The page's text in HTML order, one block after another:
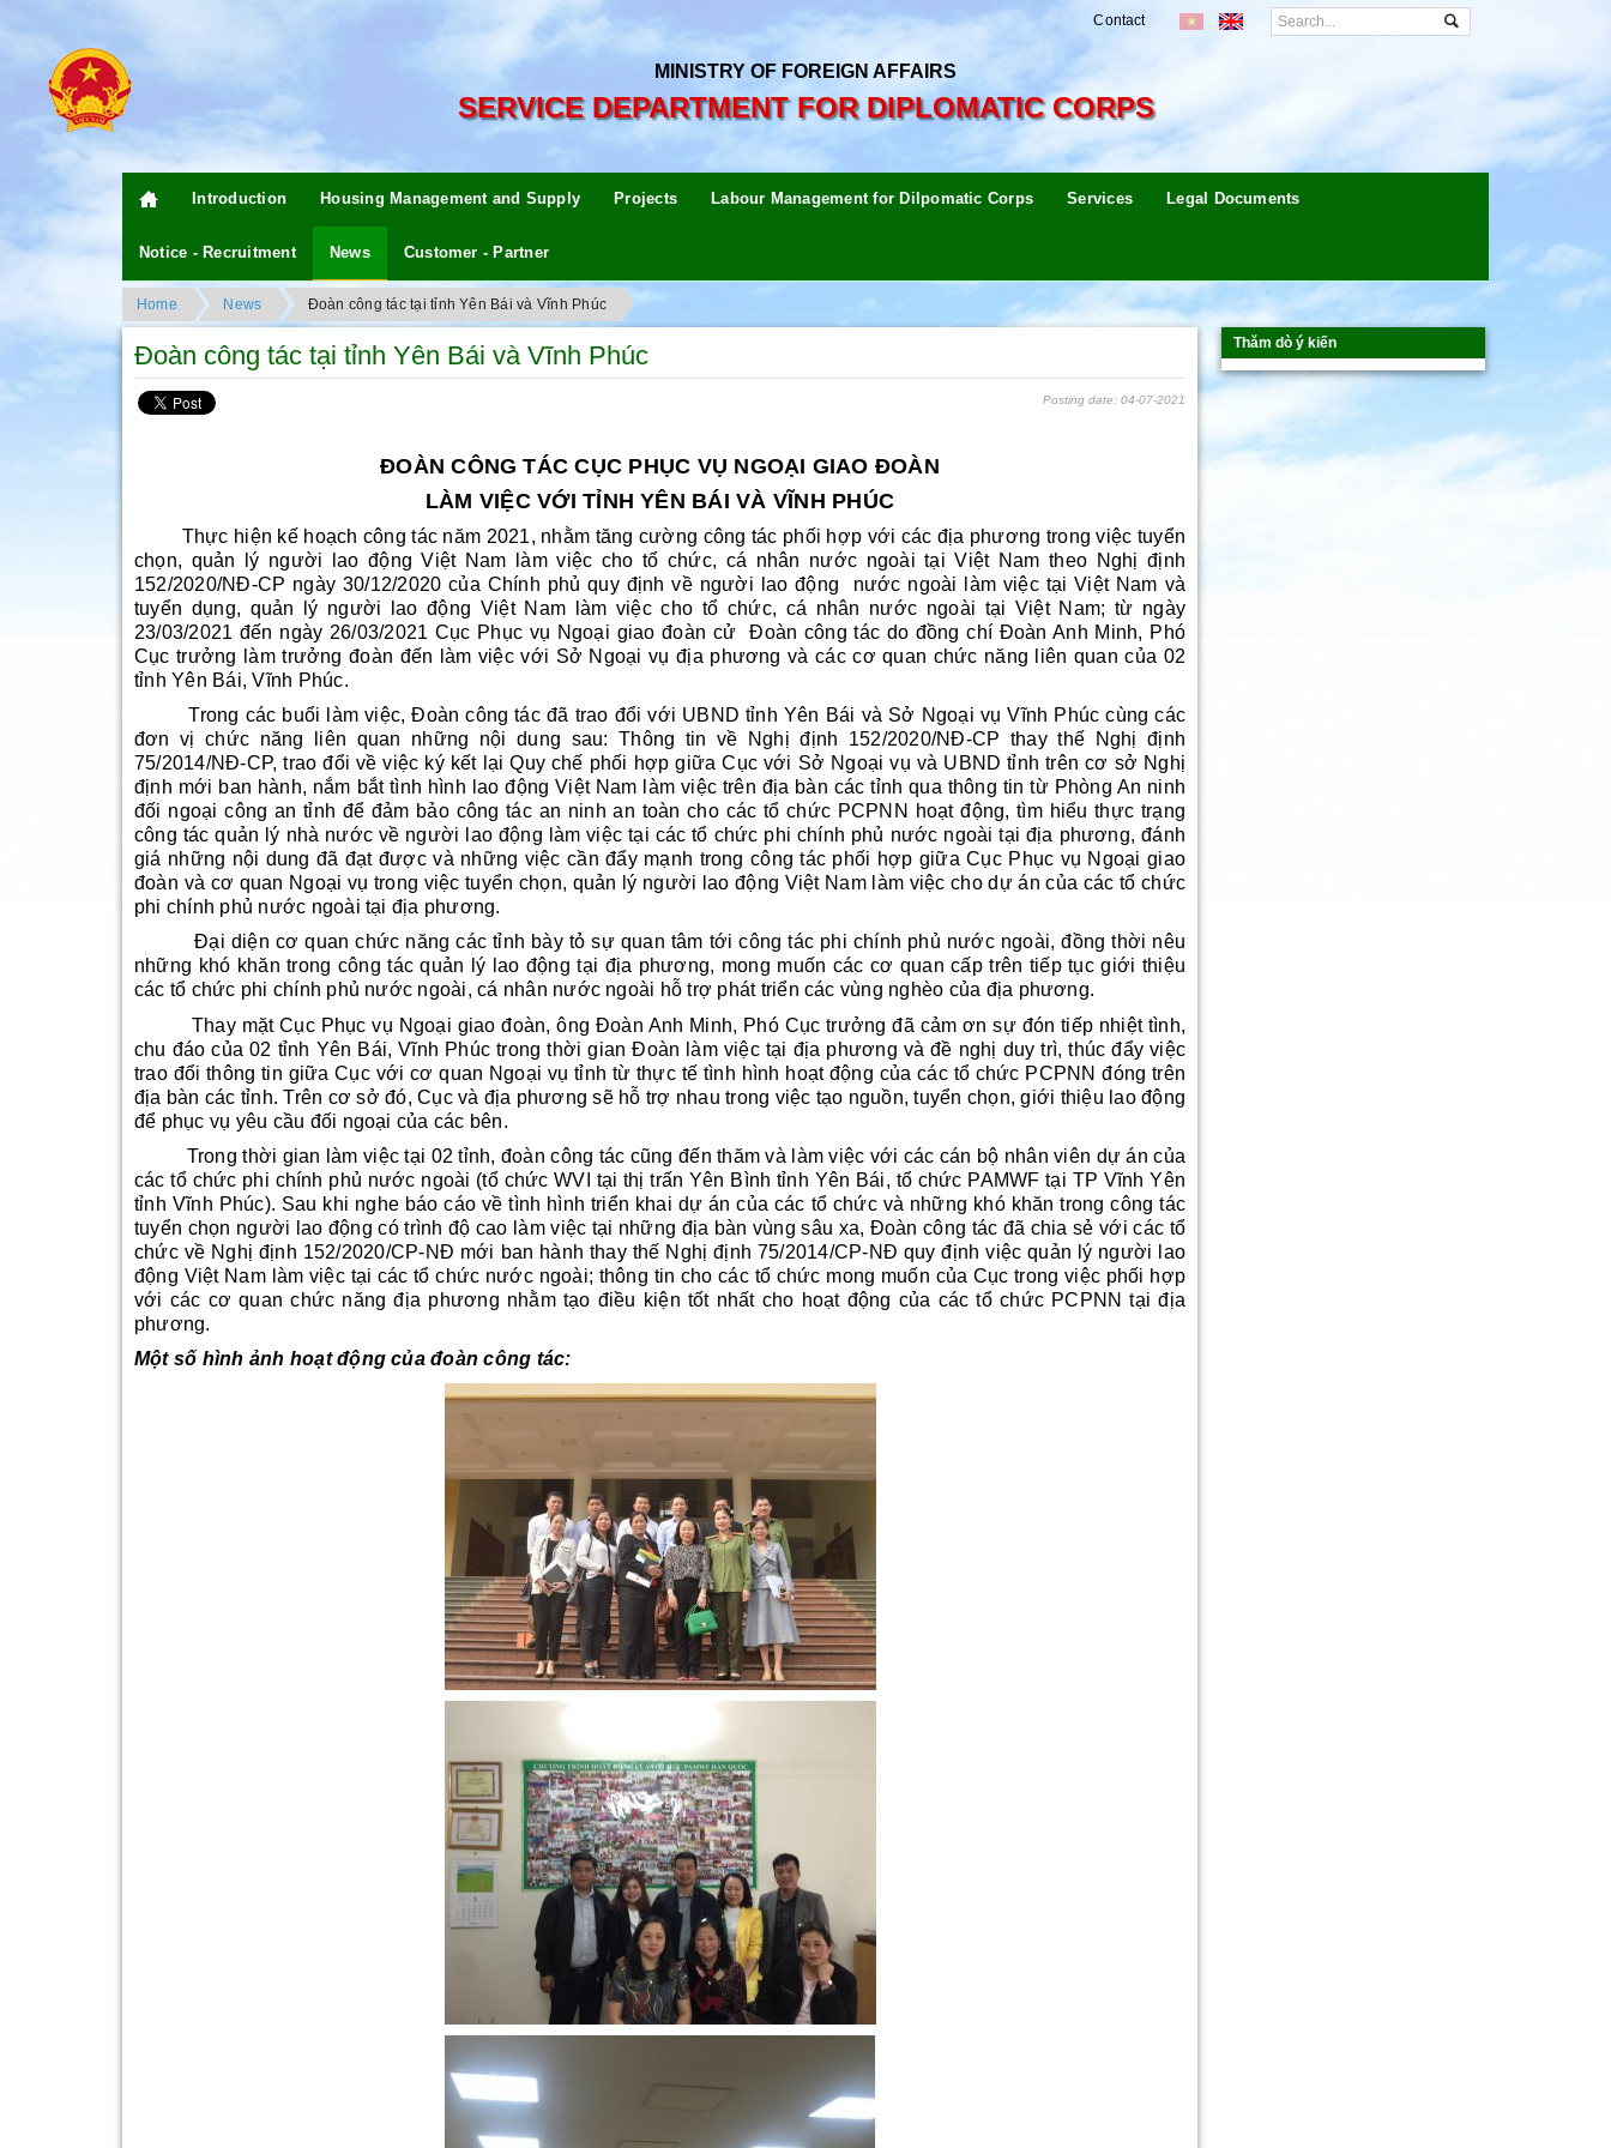
Contact
MINISTRY OF FOREIGN AFFAIRS
SERVICE DEPARTMENT FOR DIPLOMATIC CORPS
Introduction Housing Management and Supply Projects Labour Management for Dilpomatic Corps Services Legal Documents
Notice - Recruitment News Customer - Partner
Home News Đoàn công tác tại tỉnh Yên Bái và Vĩnh Phúc
Đoàn công tác tại tỉnh Yên Bái và Vĩnh Phúc
Posting date: 04-07-2021
ĐOÀN CÔNG TÁC CỤC PHỤC VỤ NGOẠI GIAO ĐOÀN
LÀM VIỆC VỚI TỈNH YÊN BÁI VÀ VĨNH PHÚC
Thực hiện kế hoạch công tác năm 2021, nhằm tăng cường công tác phối hợp với các địa phương trong việc tuyển
chọn, quản lý người lao động Việt Nam làm việc cho tổ chức, cá nhân nước ngoài tại Việt Nam theo Nghị định
152/2020/NĐ-CP ngày 30/12/2020 của Chính phủ quy định về người lao động nước ngoài làm việc tại Việt Nam và
tuyển dụng, quản lý người lao động Việt Nam làm việc cho tổ chức, cá nhân nước ngoài tại Việt Nam; từ ngày
23/03/2021 đến ngày 26/03/2021 Cục Phục vụ Ngoại giao đoàn cử Đoàn công tác do đồng chí Đoàn Anh Minh, Phó
Cục trưởng làm trưởng đoàn đến làm việc với Sở Ngoại vụ địa phương và các cơ quan chức năng liên quan của 02
tỉnh Yên Bái, Vĩnh Phúc.
Trong các buổi làm việc, Đoàn công tác đã trao đổi với UBND tỉnh Yên Bái và Sở Ngoại vụ Vĩnh Phúc cùng các
đơn vị chức năng liên quan những nội dung sau: Thông tin về Nghị định 152/2020/NĐ-CP thay thế Nghị định
75/2014/NĐ-CP, trao đổi về việc ký kết lại Quy chế phối hợp giữa Cục với Sở Ngoại vụ và UBND tỉnh trên cơ sở Nghị
định mới ban hành, nắm bắt tình hình lao động Việt Nam làm việc trên địa bàn các tỉnh qua thông tin từ Phòng An ninh
đối ngoại công an tỉnh để đảm bảo công tác an ninh an toàn cho các tổ chức PCPNN hoạt động, tìm hiểu thực trạng
công tác quản lý nhà nước về người lao động làm việc tại các tổ chức phi chính phủ nước ngoài tại địa phương, đánh
giá những nội dung đã đạt được và những việc cần đẩy mạnh trong công tác phối hợp giữa Cục Phục vụ Ngoại giao
đoàn và cơ quan Ngoại vụ trong việc tuyển chọn, quản lý người lao động Việt Nam làm việc cho dự án của các tổ chức
phi chính phủ nước ngoài tại địa phương.
Đại diện cơ quan chức năng các tỉnh bày tỏ sự quan tâm tới công tác phi chính phủ nước ngoài, đồng thời nêu
những khó khăn trong công tác quản lý lao động tại địa phương, mong muốn các cơ quan cấp trên tiếp tục giới thiệu
các tổ chức phi chính phủ nước ngoài, cá nhân nước ngoài hỗ trợ phát triển các vùng nghèo của địa phương.
Thay mặt Cục Phục vụ Ngoại giao đoàn, ông Đoàn Anh Minh, Phó Cục trưởng đã cảm ơn sự đón tiếp nhiệt tình,
chu đáo của 02 tỉnh Yên Bái, Vĩnh Phúc trong thời gian Đoàn làm việc tại địa phương và đề nghị duy trì, thúc đẩy việc
trao đổi thông tin giữa Cục với cơ quan Ngoại vụ tỉnh từ thực tế tình hình hoạt động của các tổ chức PCPNN đóng trên
địa bàn các tỉnh. Trên cơ sở đó, Cục và địa phương sẽ hỗ trợ nhau trong việc tạo nguồn, tuyển chọn, giới thiệu lao động
để phục vụ yêu cầu đối ngoại của các bên.
Trong thời gian làm việc tại 02 tỉnh, đoàn công tác cũng đến thăm và làm việc với các cán bộ nhân viên dự án của
các tổ chức phi chính phủ nước ngoài (tổ chức WVI tại thị trấn Yên Bình tỉnh Yên Bái, tổ chức PAMWF tại TP Vĩnh Yên
tỉnh Vĩnh Phúc). Sau khi nghe báo cáo về tình hình triển khai dự án của các tổ chức và những khó khăn trong công tác
tuyển chọn người lao động có trình độ cao làm việc tại những địa bàn vùng sâu xa, Đoàn công tác đã chia sẻ với các tổ
chức về Nghị định 152/2020/CP-NĐ mới ban hành thay thế Nghị định 75/2014/CP-NĐ quy định việc quản lý người lao
động Việt Nam làm việc tại các tổ chức nước ngoài; thông tin cho các tổ chức mong muốn của Cục trong việc phối hợp
với các cơ quan chức năng địa phương nhằm tạo điều kiện tốt nhất cho hoạt động của các tổ chức PCPNN tại địa
phương.
Một số hình ảnh hoạt động của đoàn công tác:
Thăm dò ý kiến